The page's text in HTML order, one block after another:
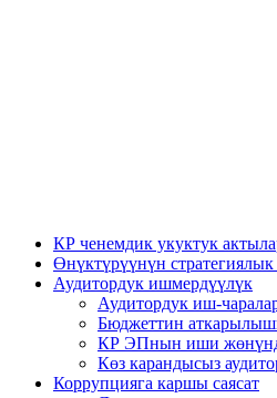
КР ченемдик укуктук
Өнүктүрүүнүн
Аудитордук ишмердүүлүк
Аудитордук иш-
Бюджеттин
КР ЭПнын иши
Көз карандысыз
Коррупцияга каршы саясат